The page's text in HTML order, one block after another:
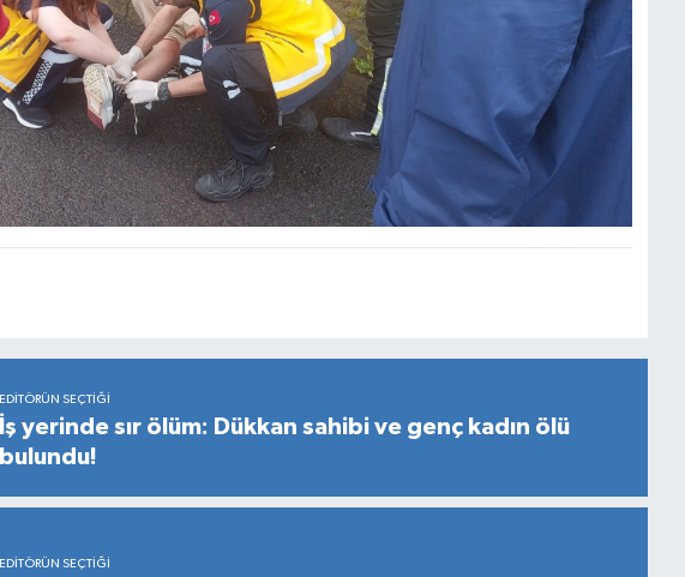
EDITÖRÜN SEÇTIĞI
İş yerinde sır ölüm: Dükkan sahibi ve genç kadın ölü
bulundu!
EDITÖRÜN SEÇTIĞI